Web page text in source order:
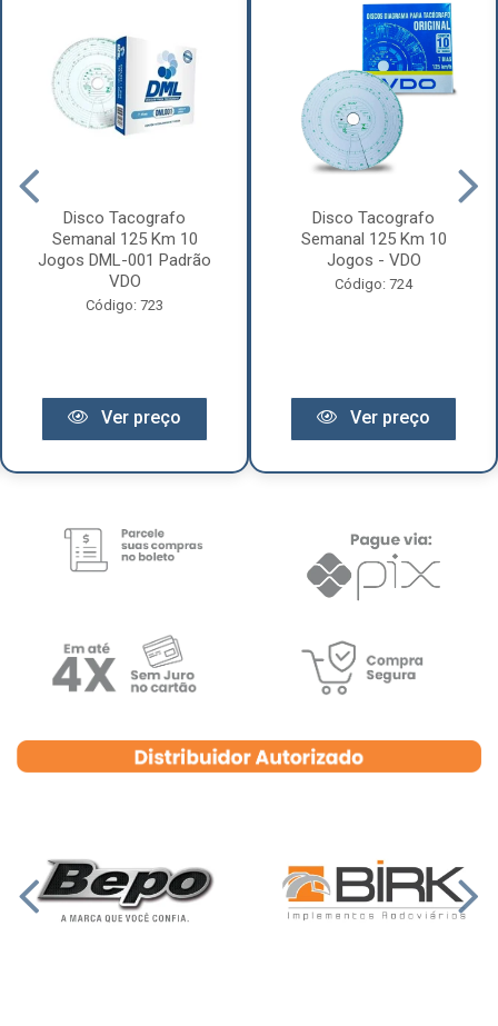
Disco Tacografo
Semanal 125 Km 10
Jogos DML-001 Padrão
VDO
Código: 723
Ver preço
Disco Tacografo
Semanal 125 Km 10
Jogos - VDO
Código: 724
Ver preço